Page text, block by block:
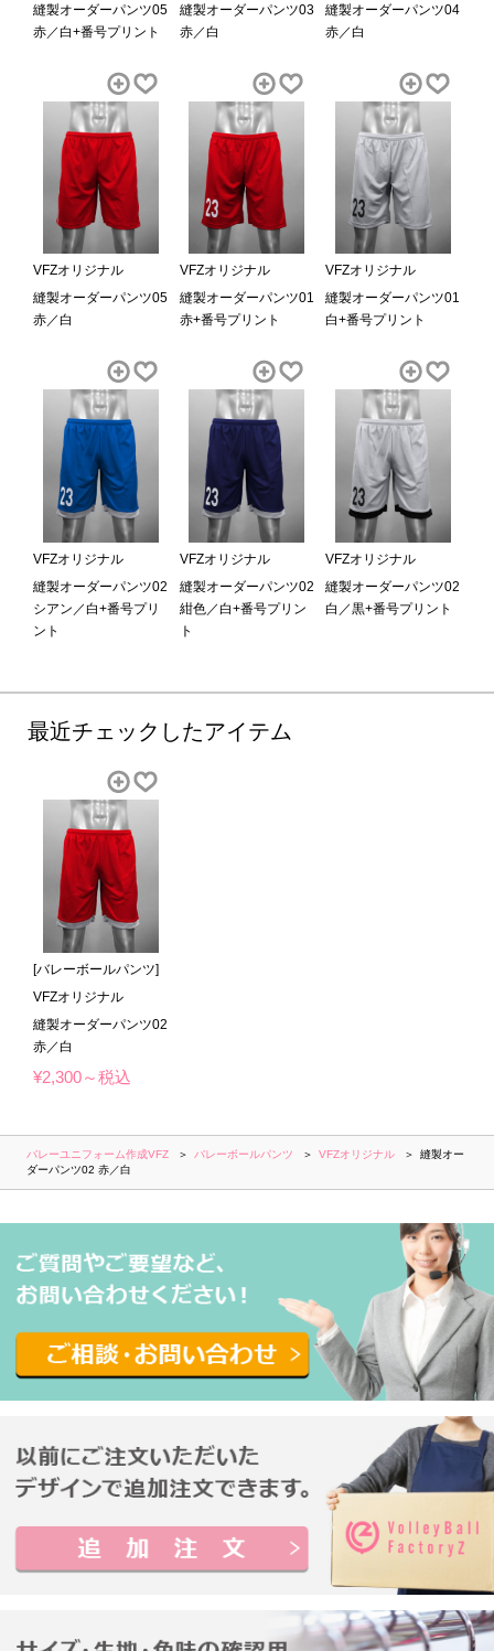
縫製オーダーパンツ05
赤／白+番号プリント
縫製オーダーパンツ03
赤／白
縫製オーダーパンツ04
赤／白
VFZオリジナル
縫製オーダーパンツ05
赤／白
VFZオリジナル
縫製オーダーパンツ01
赤+番号プリント
VFZオリジナル
縫製オーダーパンツ01
白+番号プリント
VFZオリジナル
縫製オーダーパンツ02
シアン／白+番号プリ
ント
VFZオリジナル
縫製オーダーパンツ02
紺色／白+番号プリン
ト
VFZオリジナル
縫製オーダーパンツ02
白／黒+番号プリント
最近チェックしたアイテム
[バレーボールパンツ]
VFZオリジナル
縫製オーダーパンツ02
赤／白
¥2,300～税込
バレーユニフォーム作成VFZ バレーボールパンツ VFZオリジナル
縫製オー
ダーパンツ02 赤／白